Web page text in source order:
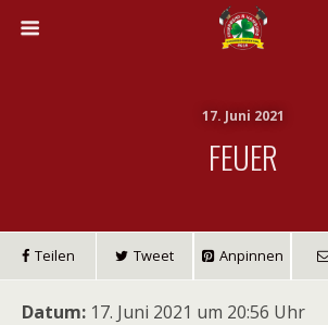
17. Juni 2021
FEUER
Teilen Tweet Anpinnen
Datum: 17. Juni 2021 um 20:56 Uhr